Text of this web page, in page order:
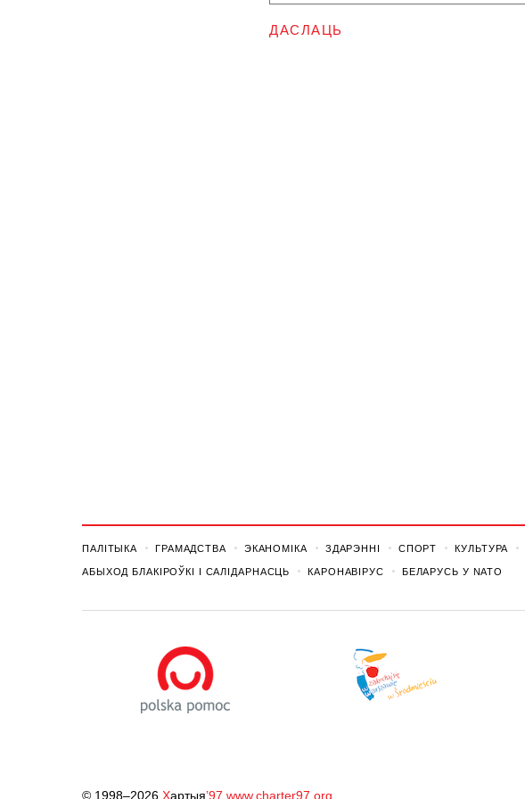
ДАСЛАЦЬ
ПАЛІТЫКА ГРАМАДСТВА ЭКАНОМІКА ЗДАРЭННI СПОРТ КУЛЬТУРА
АБЫХОД БЛАКІРОЎКІ І САЛІДАРНАСЦЬ КАРОНАВІРУС БЕЛАРУСЬ У NATO
© 1998–2026 Хартыя’97 www.charter97.org